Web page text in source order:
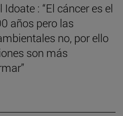
: “El cáncer es el
años pero las
no, por ello
son más